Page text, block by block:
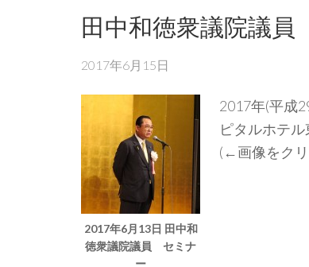
田中和徳衆議院議
2017年6月15日
2017年6月13日 田中和
徳衆議院議員 セミナ
ー
2017年(平成
ピタルホテル
(←画像をク